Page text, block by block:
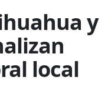
y
local